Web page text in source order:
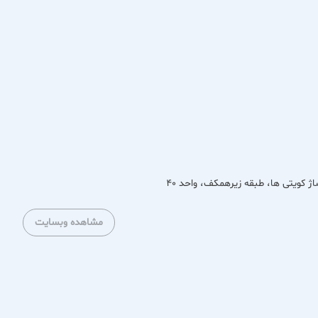
با بهره‌گیری از فناوری‌های روز و طراحی‌های ارگونومیک انتخاب
کنند. تنوع مدل‌ها و سایزبندی کامل، امکان انتخاب مناسب برای
مشاهده وبسایت